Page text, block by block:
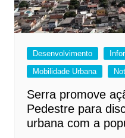
Desenvolvimento
Mobilidade Urbana
Serra promove
Pedestre para
urbana com a